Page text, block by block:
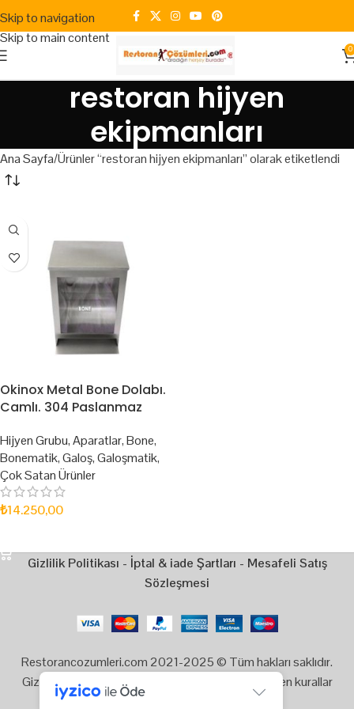
Skip to navigation
Skip to main content
0
restoran hijyen
ekipmanları
Ana Sayfa Ürünler “restoran hijyen ekipmanları” olarak etiketlendi
Okinox Metal Bone Dolabı.
Camlı. 304 Paslanmaz
Hijyen Grubu,Aparatlar,Bone,
Bonematik,Galoş,Galoşmatik,
Çok Satan Ürünler
₺14.250,00
Gizlilik Politikası - İptal & iade Şartları - Mesafeli Satış
Sözleşmesi
Restorancozumleri.com 2021-2025 © Tüm hakları saklıdır.
Gizlilik, Kullanım ve Telif Hakları bildiriminde belirtilen kurallar
çerçevesinde hizmet sunulmaktadır.